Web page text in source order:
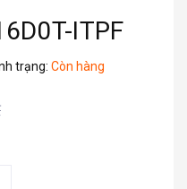
ITPF
trạng: Còn hàng